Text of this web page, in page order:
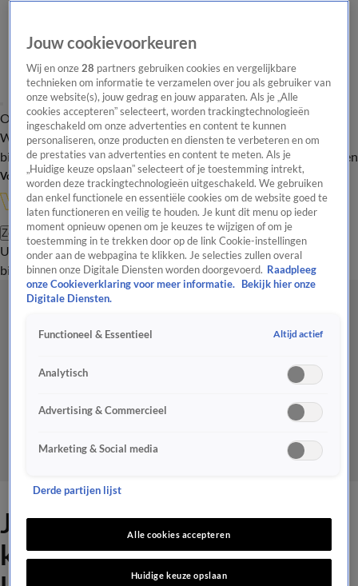
Overzicht Onze programma's Uitzendingen Onze gezichten
In de
WandelgangenInterviewsUitzending
bijwonenPodcastShopVeelgestelde vragenKijkersvraag insturen
Volg Vandaag Inside
Zoeken
UitzendingenVandaag InsideDe OranjezomerShopUitzending
bijwonen
Johan ziet zichzelf terug als
kerstman: 'Je doet in het
Jouw cookievoorkeuren
Wij en onze28 partners gebruiken cookies en vergelijkbare
technieken om informatie te verzamelen over jou als gebruiker van
onze website(s), jouw gedrag en jouw apparaten. Als je „Alle
cookies accepteren” selecteert, worden trackingtechnologieën
ingeschakeld om onze advertenties en content te kunnen
personaliseren, onze producten en diensten te verbeteren en om
de prestaties van advertenties en content te meten. Als je
„Huidige keuze opslaan” selecteert of je toestemming intrekt,
worden deze trackingtechnologieën uitgeschakeld. We gebruiken
dan enkel functionele en essentiële cookies om de website goed te
laten functioneren en veilig te houden. Je kunt dit menu op ieder
moment opnieuw openen om je keuzes te wijzigen of om je
toestemming in te trekken door op de link Cookie-instellingen
onder aan de webpagina te klikken. Je selecties zullen overal
binnen onze Digitale Diensten worden doorgevoerd. Raadpleeg
onze Cookieverklaring voor meer informatie.
Bekijk hier onze
Digitale Diensten.
Functioneel & Essentieel Altijd actief
Analytisch
Advertising & Commercieel
Marketing & Social media
Derde partijen lijst
Alle cookies accepteren
Huidige keuze opslaan